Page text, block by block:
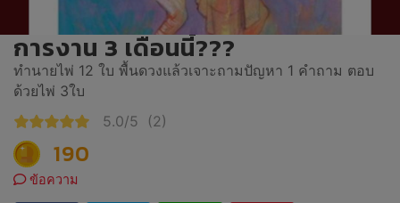
การงาน 3 เดือนนี้???
ทำนายไพ่ 12 ใบ พื้นดวงแล้วเจาะถามปัญหา 1 คำถาม ตอบ
ด้วยไพ่ 3ใบ
5.0/5
(2)
190
ข้อความ